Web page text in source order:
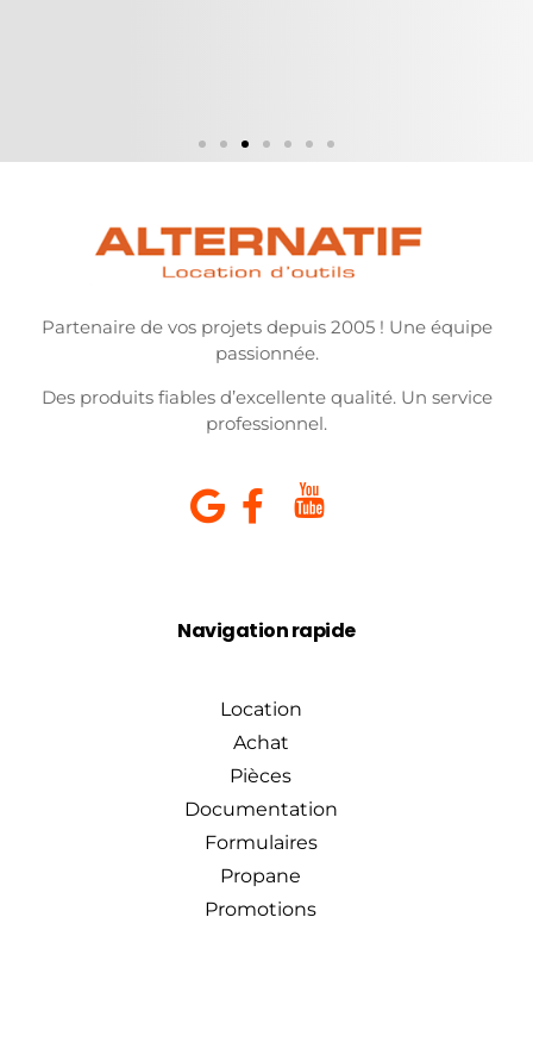
Partenaire de vos projets depuis 2005 ! Une équipe
passionnée.
Des produits fiables d’excellente qualité. Un service
professionnel.
Navigation rapide
Location
Achat
Pièces
Documentation
Formulaires
Propane
Promotions